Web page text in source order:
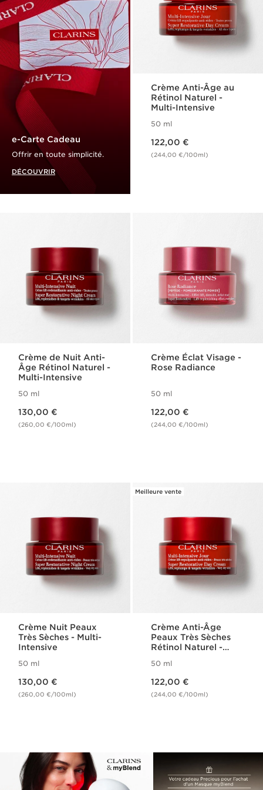
e-Carte Cadeau
Offrir en toute simplicité.
DÉCOUVRIR
Crème Anti-Âge au
Rétinol Naturel -
Multi-Intensive
50 ml
122,00 €
(244,00 €/100ml)
Crème de Nuit Anti-
Âge Rétinol Naturel -
Multi-Intensive
50 ml
130,00 €
(260,00 €/100ml)
Crème Éclat Visage -
Rose Radiance
50 ml
122,00 €
(244,00 €/100ml)
Crème Nuit Peaux
Très Sèches - Multi-
Intensive
50 ml
130,00 €
(260,00 €/100ml)
Meilleure vente
Crème Anti-Âge
Peaux Très Sèches
Rétinol Naturel -
50 ml
122,00 €
(244,00 €/100ml)